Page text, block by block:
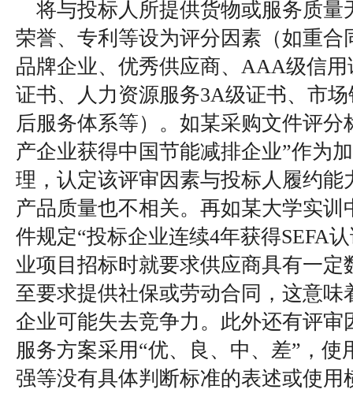
将与投标人所提供货物或服务质量
荣誉、专利等设为评分因素（如重合
品牌企业、优秀供应商、AAA级信
证书、人力资源服务3A级证书、市
后服务体系等）。如某采购文件评分
产企业获得中国节能减排企业”作为
理，认定该评审因素与投标人履约能
产品质量也不相关。再如某大学实训
件规定“投标企业连续4年获得SEFA
业项目招标时就要求供应商具有一定
至要求提供社保或劳动合同，这意味
企业可能失去竞争力。此外还有评审
服务方案采用“优、良、中、差”，使
强等没有具体判断标准的表述或使用